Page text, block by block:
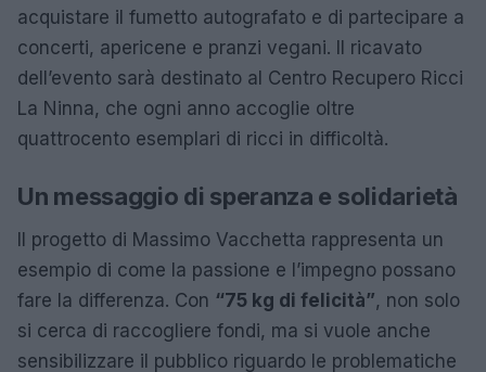
acquistare il fumetto autografato e di partecipare a
concerti, apericene e pranzi vegani. Il ricavato
dell’evento sarà destinato al Centro Recupero Ricci
La Ninna, che ogni anno accoglie oltre
quattrocento esemplari di ricci in difficoltà.
Un messaggio di speranza e solidarietà
Il progetto di Massimo Vacchetta rappresenta un
esempio di come la passione e l’impegno possano
fare la differenza. Con “75 kg di felicità”, non solo
si cerca di raccogliere fondi, ma si vuole anche
sensibilizzare il pubblico riguardo le problematiche